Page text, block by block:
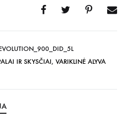
IR SKYSČIAI, VARIKLINĖ ALYVA